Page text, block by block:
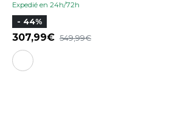
Expedié en 24h/72h
- 44%
307,99 549,99